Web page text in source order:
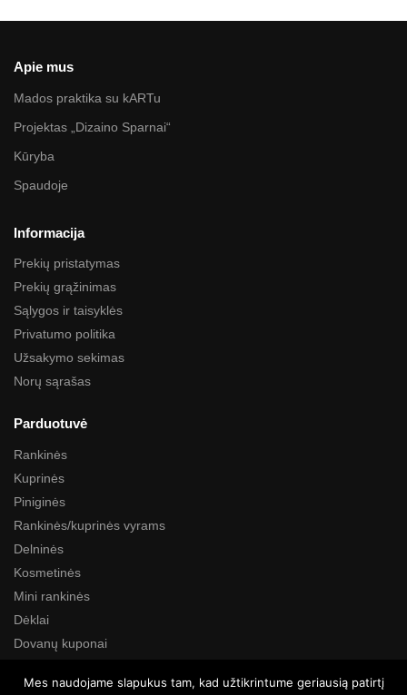
Apie mus
Mados praktika su kARTu
Projektas „Dizaino Sparnai“
Kūryba
Spaudoje
Informacija
Prekių pristatymas
Prekių grąžinimas
Sąlygos ir taisyklės
Privatumo politika
Užsakymo sekimas
Norų sąrašas
Parduotuvė
Rankinės
Kuprinės
Piniginės
Rankinės/kuprinės vyrams
Delninės
Kosmetinės
Mini rankinės
Dėklai
Dovanų kuponai
Paieška
Mes naudojame slapukus tam, kad užtikrintume geriausią patirtį